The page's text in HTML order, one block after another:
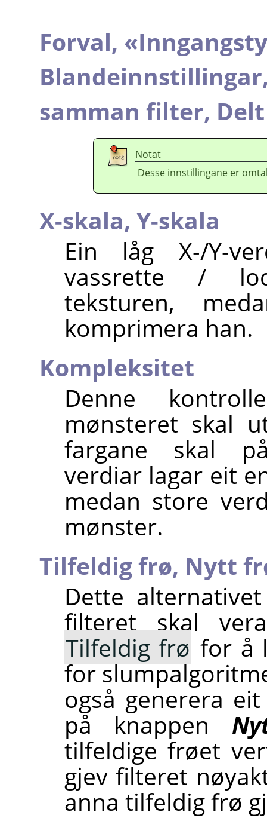
Forval, «
samman filter,
Notat
Desse innstillingane er
X-skala, Y-skala
Ein låg X-/Y-
vassrette /
teksturen,
komprimera han.
Kompleksitet
Denne
mønsteret skal
fargane skal
verdiar lagar eit
medan store
mønster.
Tilfeldig frø, Nytt
Dette
filteret skal
Tilfeldig frø for å
for
også generera
på knappen
tilfeldige frøet
gjev filteret
anna tilfeldig frø